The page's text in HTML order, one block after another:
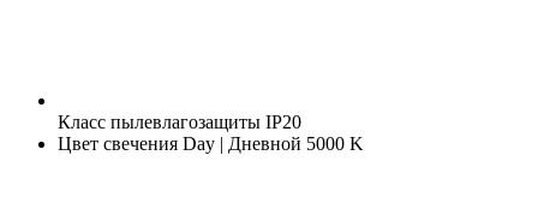
Класс пылевлагозащиты IP20
Цвет свечения Day | Дневной 5000 K